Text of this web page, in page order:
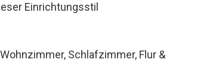
Einrichtungsstil
Schlafzimmer, Flur &